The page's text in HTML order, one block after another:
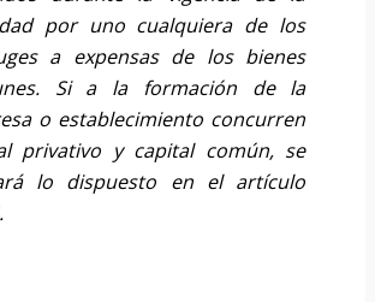
por uno cualquiera de los
a expensas de los bienes
Si a la formación de la
o establecimiento concurren
privativo y capital común, se
lo dispuesto en el artículo